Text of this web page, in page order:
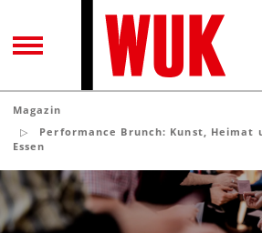
TOGGLE
Magazin
Performance Brunch: Kunst, Heimat
Essen
Performance
Brunch:
Kunst,